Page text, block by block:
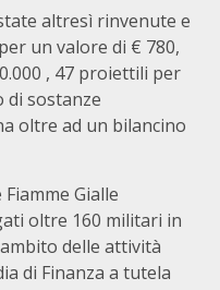
altresì rinvenute e
un valore di € 780,
, 47 proiettili per
di sostanze
oltre ad un bilancino
Gialle
oltre 160 militari in
delle attività
di Finanza a tutela